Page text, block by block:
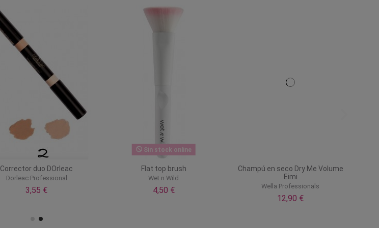
Corrector duo DOrleac
Dorleac Professional
3,55 €
Sin stock online
Flat top brush
Wet n Wild
4,50 €
Champú en seco Dry Me Volume
Eimi
Wella Professionals
12,90 €